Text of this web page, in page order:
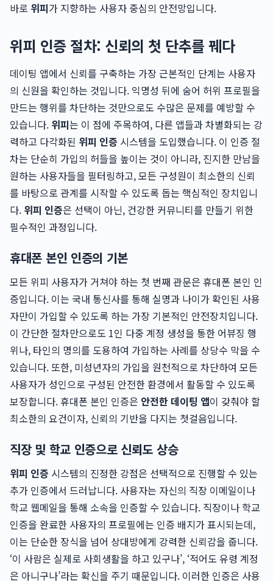
바로 위피가 지향하는 사용자 중심의 안전망입니다.
위피 인증 절차: 신뢰의 첫 단추를 꿰다
데이팅 앱에서 신뢰를 구축하는 가장 근본적인 단계는 사용자
의 신원을 확인하는 것입니다. 익명성 뒤에 숨어 허위 프로필을
만드는 행위를 차단하는 것만으로도 수많은 문제를 예방할 수
있습니다. 위피는 이 점에 주목하여, 다른 앱들과 차별화되는 강
력하고 다각화된 위피 인증 시스템을 도입했습니다. 이 인증 절
차는 단순히 가입의 허들을 높이는 것이 아니라, 진지한 만남을
원하는 사용자들을 필터링하고, 모든 구성원이 최소한의 신뢰
를 바탕으로 관계를 시작할 수 있도록 돕는 핵심적인 장치입니
다. 위피 인증은 선택이 아닌, 건강한 커뮤니티를 만들기 위한
필수적인 과정입니다.
휴대폰 본인 인증의 기본
모든 위피 사용자가 거쳐야 하는 첫 번째 관문은 휴대폰 본인 인
증입니다. 이는 국내 통신사를 통해 실명과 나이가 확인된 사용
자만이 가입할 수 있도록 하는 가장 기본적인 안전장치입니다.
이 간단한 절차만으로도 1인 다중 계정 생성을 통한 어뷰징 행
위나, 타인의 명의를 도용하여 가입하는 사례를 상당수 막을 수
있습니다. 또한, 미성년자의 가입을 원천적으로 차단하여 모든
사용자가 성인으로 구성된 안전한 환경에서 활동할 수 있도록
보장합니다. 휴대폰 본인 인증은 안전한 데이팅 앱이 갖춰야 할
최소한의 요건이자, 신뢰의 기반을 다지는 첫걸음입니다.
직장 및 학교 인증으로 신뢰도 상승
위피 인증 시스템의 진정한 강점은 선택적으로 진행할 수 있는
추가 인증에서 드러납니다. 사용자는 자신의 직장 이메일이나
학교 웹메일을 통해 소속을 인증할 수 있습니다. 직장이나 학교
인증을 완료한 사용자의 프로필에는 인증 배지가 표시되는데,
이는 단순한 장식을 넘어 상대방에게 강력한 신뢰감을 줍니다.
‘이 사람은 실제로 사회생활을 하고 있구나’, ‘적어도 유령 계정
은 아니구나’라는 확신을 주기 때문입니다. 이러한 인증은 사용